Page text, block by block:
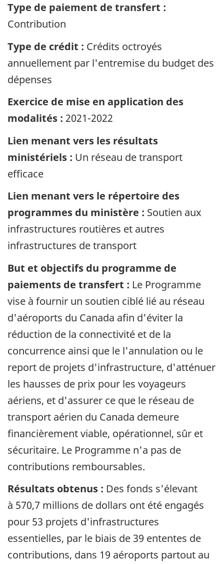
Type de paiement de transfert :
Contribution
Type de crédit : Crédits octroyés
annuellement par l'entremise du budget des
dépenses
Exercice de mise en application des
modalités : 2021-2022
Lien menant vers les résultats
ministériels : Un réseau de transport
efficace
Lien menant vers le répertoire des
programmes du ministère : Soutien aux
infrastructures routières et autres
infrastructures de transport
But et objectifs du programme de
paiements de transfert : Le Programme
vise à fournir un soutien ciblé lié au réseau
d'aéroports du Canada afin d'éviter la
réduction de la connectivité et de la
concurrence ainsi que le l'annulation ou le
report de projets d'infrastructure, d'atténuer
les hausses de prix pour les voyageurs
aériens, et d'assurer ce que le réseau de
transport aérien du Canada demeure
financièrement viable, opérationnel, sûr et
sécuritaire. Le Programme n'a pas de
contributions remboursables.
Résultats obtenus : Des fonds s'élevant
à 570,7 millions de dollars ont été engagés
pour 53 projets d'infrastructures
essentielles, par le biais de 39 ententes de
contributions, dans 19 aéroports partout au